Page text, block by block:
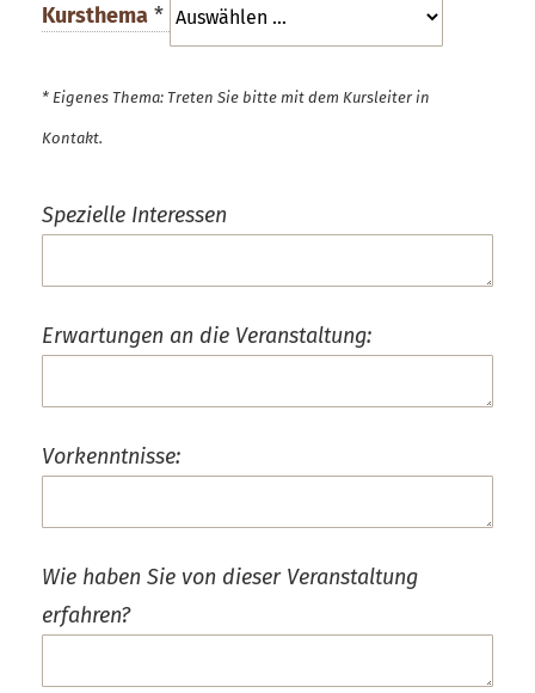
Kursthema *
* Eigenes Thema: Treten Sie bitte mit dem Kursleiter in
Kontakt.
Spezielle Interessen
Erwartungen an die Veranstaltung:
Vorkenntnisse:
Wie haben Sie von dieser Veranstaltung
erfahren?